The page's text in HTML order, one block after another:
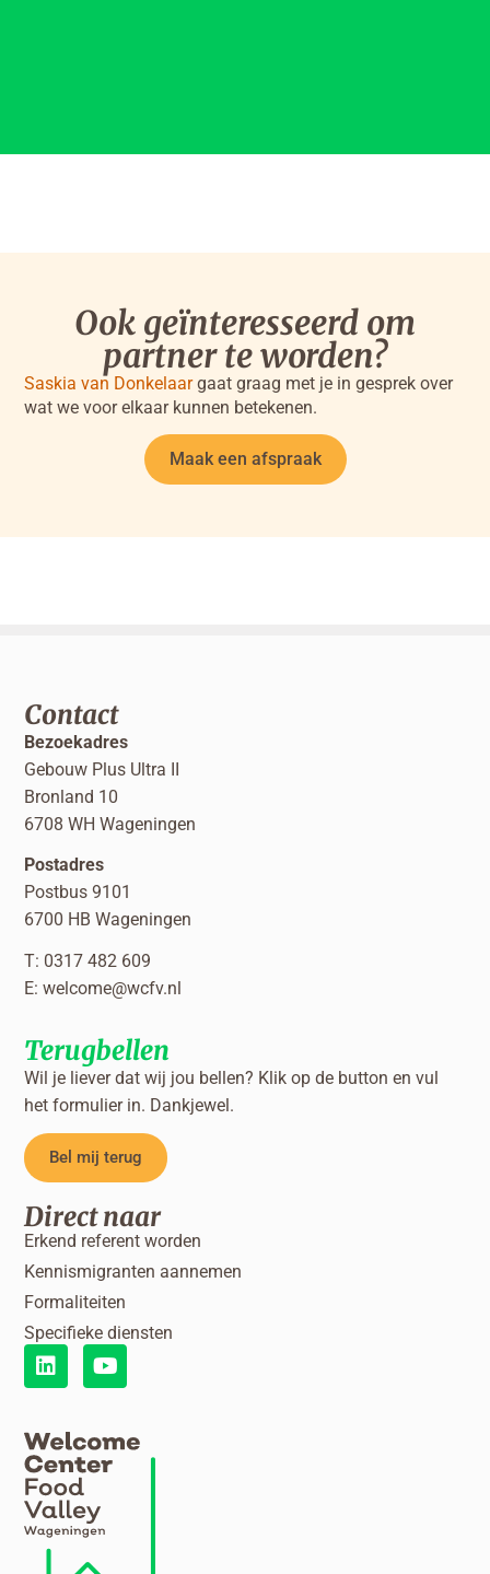
Ook geïnteresseerd om
partner te worden?
Saskia van Donkelaargaat graag met je in gesprek over
wat we voor elkaar kunnen betekenen.
Maak een afspraak
Contact
Bezoekadres
Gebouw Plus Ultra II
Bronland 10
6708 WH Wageningen
Postadres
Postbus 9101
6700 HB Wageningen
T: 0317 482 609
E:welcome@wcfv.nl
Terugbellen
Wil je liever dat wij jou bellen? Klik op de button en vul
het formulier in. Dankjewel.
Bel mij terug
Direct naar
Erkend referent worden
Kennismigranten aannemen
Formaliteiten
Specifieke diensten